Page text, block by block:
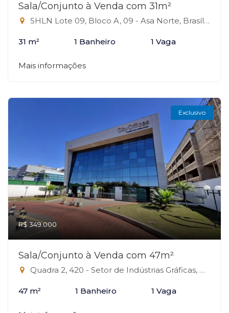
Sala/Conjunto à Venda com 31m²
SHLN Lote 09, Bloco A, 09 - Asa Norte, Brasília-DF
31 m² 1 Banheiro 1 Vaga
Mais informações
Exclusivo
R$ 349.000
Sala/Conjunto à Venda com 47m²
Quadra 2, 420 - Setor de Indústrias Gráficas, Brasília-DF
47 m² 1 Banheiro 1 Vaga